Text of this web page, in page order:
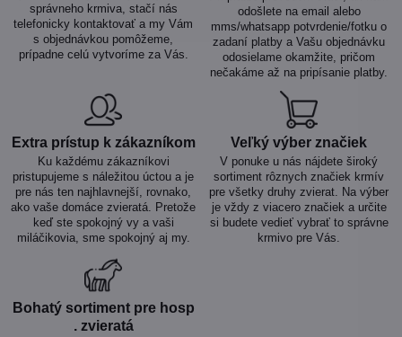
správneho krmiva, stačí nás
telefonicky kontaktovať a my Vám
s objednávkou pomôžeme,
prípadne celú vytvoríme za Vás.
odošlete na email alebo
mms/whatsapp potvrdenie/fotku o
zadaní platby a Vašu objednávku
odosielame okamžite, pričom
nečakáme až na pripísanie platby.
Extra prístup k zákazníkom
Ku každému zákazníkovi
pristupujeme s náležitou úctou a je
pre nás ten najhlavnejší, rovnako,
ako vaše domáce zvieratá. Pretože
keď ste spokojný vy a vaši
miláčikovia, sme spokojný aj my.
Veľký výber značiek
V ponuke u nás nájdete široký
sortiment rôznych značiek krmív
pre všetky druhy zvierat. Na výber
je vždy z viacero značiek a určite
si budete vedieť vybrať to správne
krmivo pre Vás.
Bohatý sortiment pre hosp​
. zvieratá